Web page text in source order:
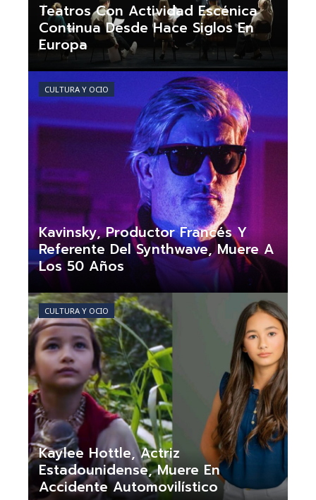
Teatros Con Actividad Escénica
Continua Desde Hace Siglos En
Europa
Claudia Nogueira Hace 2 días
Kavinsky, Productor Francés Y
Referente Del Synthwave, Muere A
Los 50 Años
Hace 1 semana
CULTURA Y OCIO
Kaylee Hottle, Actriz
Estadounidense, Muere En
Accidente Automovilístico
CULTURA Y OCIO